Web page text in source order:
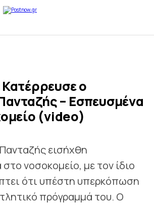
ο
– Εσπευσμένα
(video)
εισήχθη
νοσοκομείο, με τον ίδιο
ότι υπέστη υπερκόπωση
πρόγραμμά του. Ο